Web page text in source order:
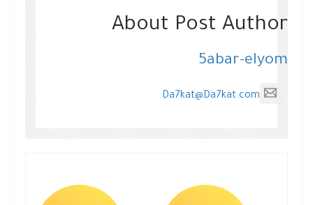
About Post Author
5abar-elyom
Da7kat@Da7kat.com